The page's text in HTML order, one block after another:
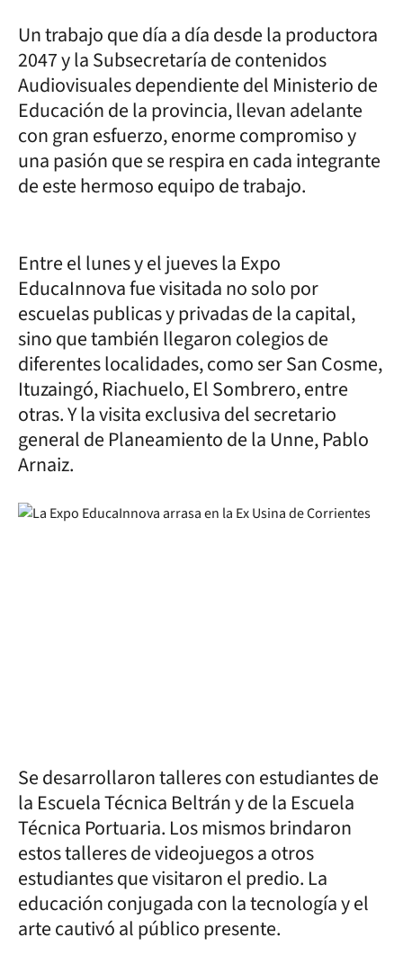
Un trabajo que día a día desde la productora
2047 y la Subsecretaría de contenidos
Audiovisuales dependiente del Ministerio de
Educación de la provincia, llevan adelante
con gran esfuerzo, enorme compromiso y
una pasión que se respira en cada integrante
de este hermoso equipo de trabajo.
Entre el lunes y el jueves la Expo
EducaInnova fue visitada no solo por
escuelas publicas y privadas de la capital,
sino que también llegaron colegios de
diferentes localidades, como ser San Cosme,
Ituzaingó, Riachuelo, El Sombrero, entre
otras. Y la visita exclusiva del secretario
general de Planeamiento de la Unne, Pablo
Arnaiz.
Se desarrollaron talleres con estudiantes de
la Escuela Técnica Beltrán y de la Escuela
Técnica Portuaria. Los mismos brindaron
estos talleres de videojuegos a otros
estudiantes que visitaron el predio. La
educación conjugada con la tecnología y el
arte cautivó al público presente.